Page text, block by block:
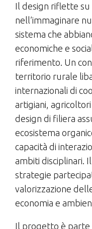
Il design riflette
nell’immaginare
sistema che
economiche e
riferimento. Un
territorio rurale
internazionali di
artigiani,
design di filiera
ecosistema
capacità di
ambiti disciplinari.
strategie
valorizzazione
economia e
Il progetto è parte